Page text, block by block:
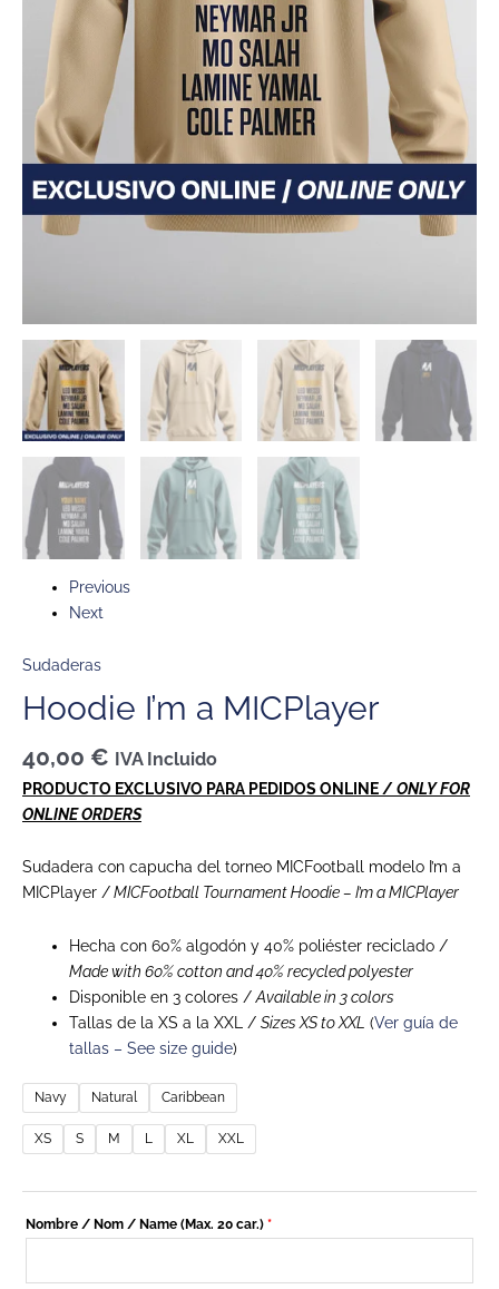
Previous
Next
Sudaderas
Hoodie I’m a MICPlayer
40,00 € IVA Incluido
PRODUCTO EXCLUSIVO PARA PEDIDOS ONLINE /ONLY FOR
ONLINE ORDERS
Sudadera con capucha del torneo MICFootball modelo I’m a
MICPlayer /MICFootball Tournament Hoodie – I’m a MICPlayer
Hecha con 60% algodón y 40% poliéster reciclado /
Made with 60% cotton and 40% recycled polyester
Disponible en 3 colores /Available in 3 colors
Tallas de la XS a la XXL / Sizes XS to XXL (Ver guía de
tallas – See size guide)
Navy Natural Caribbean
XS S M L XL XXL
Nombre / Nom / Name (Max. 20 car.) *